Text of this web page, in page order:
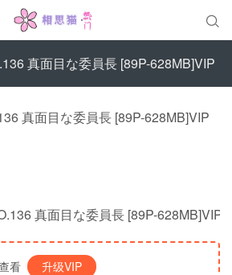

真面目な委員長 [89P-628MB]VIP
真面目な委員長 [89P-628MB]VIP
看 升级VIP